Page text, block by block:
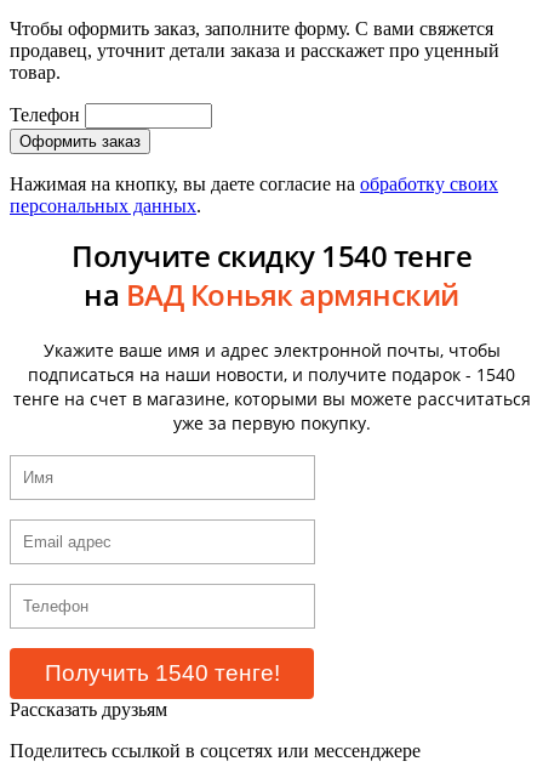
Чтобы оформить заказ, заполните форму. С вами свяжется
продавец, уточнит детали заказа и расскажет про уценный
товар.
Телефон
Нажимая на кнопку, вы даете согласие на обработку своих
персональных данных.
Получите скидку 1540 тенге
на ВАД Коньяк армянский
Укажите ваше имя и адрес электронной почты, чтобы
подписаться на наши новости, и получите подарок - 1540
тенге на счет в магазине, которыми вы можете рассчитаться
уже за первую покупку.
Рассказать друзьям
Поделитесь ссылкой в соцсетях или мессенджере